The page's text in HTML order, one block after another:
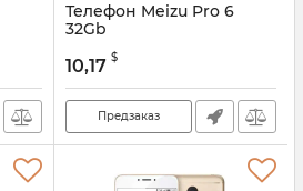
Телефон Meizu Pro 6
32Gb
10,17 $
Предзаказ